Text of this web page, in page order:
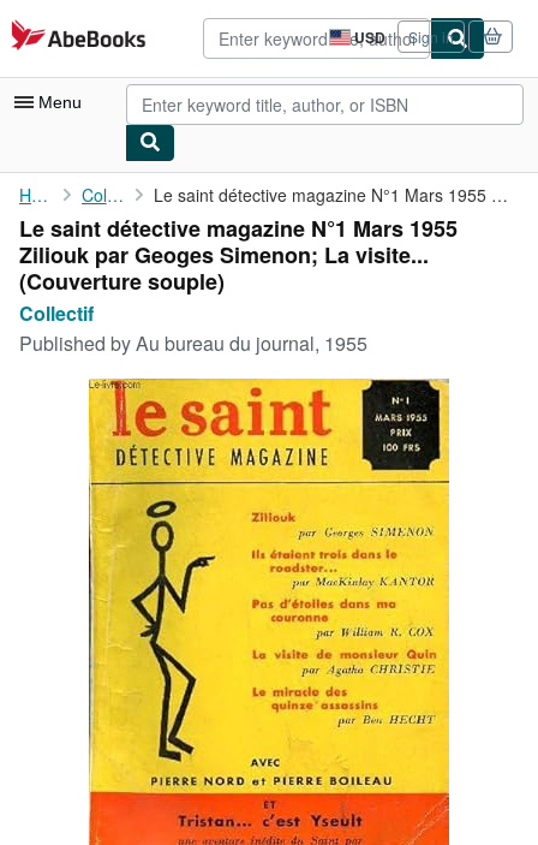
Skip to main content
AbeBooks.com USD
Site
shopping
preferences
Sign in
Menu
My Account
My Purchases
Advanced Search
Browse Collections
Art & Collectibles
Textbooks
Start Selling
CLOSE
Home Collectif Le saint détective magazine N°1 Mars 1955 Ziliouk par Geoges ...
Le saint détective magazine N°1 Mars 1955
Ziliouk par Geoges Simenon; La visite...
(Couverture souple)
Collectif
Published byAu bureau du journal, 1955